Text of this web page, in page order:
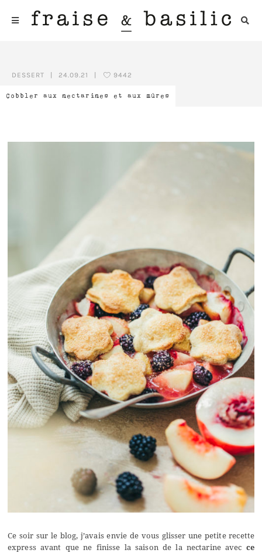
Cobbler aux nectarines et aux mûres
DESSERT 24.09.21 9442
Ce soir sur le blog, j’avais envie de vous glisser une petite recette
express avant que ne finisse la saison de la nectarine avec ce